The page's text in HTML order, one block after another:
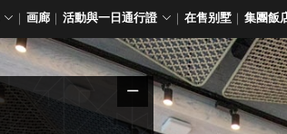
画廊 活動與一日通行證 在售别墅 集團飯